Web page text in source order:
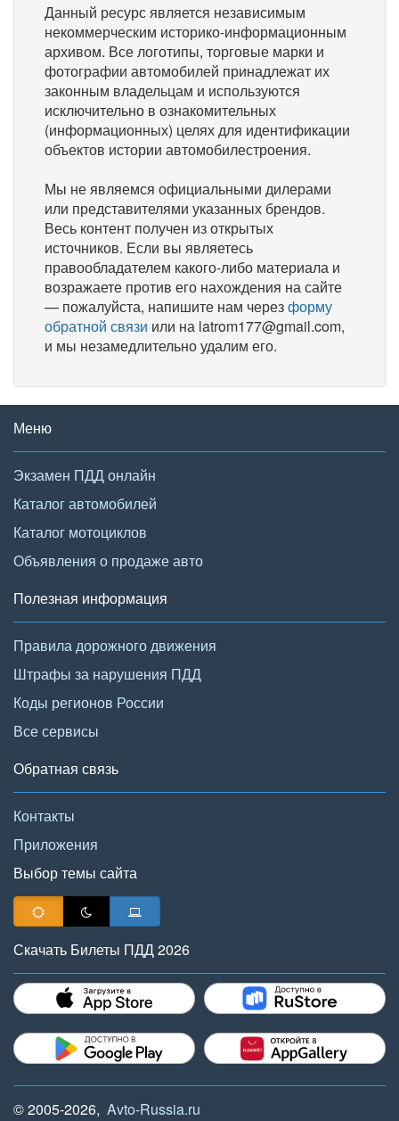
Данный ресурс является независимым
некоммерческим историко-информационным
архивом. Все логотипы, торговые марки и
фотографии автомобилей принадлежат их
законным владельцам и используются
исключительно в ознакомительных
(информационных) целях для идентификации
объектов истории автомобилестроения.
Мы не являемся официальными дилерами
или представителями указанных брендов.
Весь контент получен из открытых
источников. Если вы являетесь
правообладателем какого-либо материала и
возражаете против его нахождения на сайте
— пожалуйста, напишите нам черезформу
обратной связи или на latrom177@gmail.com,
и мы незамедлительно удалим его.
Меню
Экзамен ПДД онлайн
Каталог автомобилей
Каталог мотоциклов
Объявления о продаже авто
Полезная информация
Правила дорожного движения
Штрафы за нарушения ПДД
Коды регионов России
Все сервисы
Обратная связь
Контакты
Приложения
Выбор темы сайта
Скачать Билеты ПДД 2026
© 2005-2026, Avto-Russia.ru